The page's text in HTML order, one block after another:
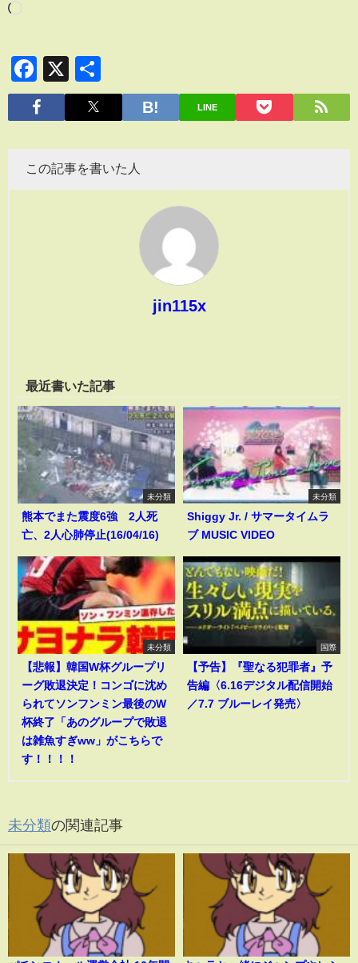
Facebook
X
有
LINE
この記事を書いた人
jin115x
最近書いた記事
未分類
熊本でまた震度6強 2人死
亡、2人心肺停止(16/04/16)
未分類
Shiggy Jr. / サマータイムラ
ブ MUSIC VIDEO
未分類
【悲報】韓国W杯グループリ
ーグ敗退決定！コンゴに沈め
られてソンフンミン最後のW
杯終了「あのグループで敗退
は雑魚すぎww」がこちらで
す！！！！
国際
【予告】『聖なる犯罪者』予
告編〈6.16デジタル配信開始
／7.7 ブルーレイ発売〉
未分類の関連記事